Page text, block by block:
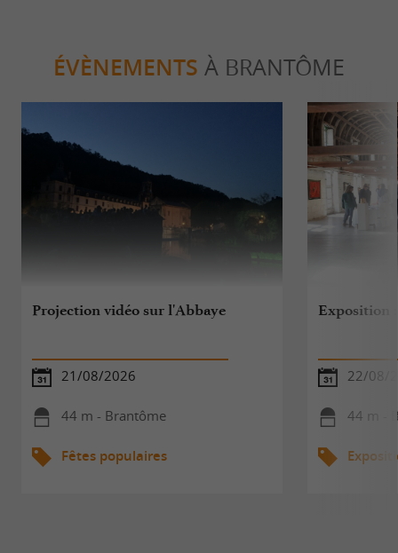
ÉVÈNEMENTS À BRANTÔME
Projection vidéo sur l'Abbaye
21/08/2026
44 m - Brantôme
Fêtes populaires
Exposition
22/08/
44 m -